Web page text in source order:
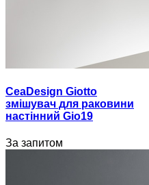
CeaDesign Giotto
змішувач для раковини
настінний Gio19
За запитом